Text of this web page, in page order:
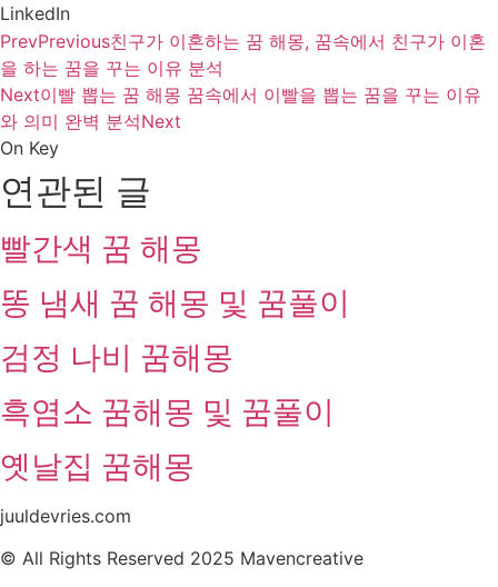
LinkedIn
PrevPrevious친구가 이혼하는 꿈 해몽, 꿈속에서 친구가 이혼
을 하는 꿈을 꾸는 이유 분석
Next이빨 뽑는 꿈 해몽 꿈속에서 이빨을 뽑는 꿈을 꾸는 이유
와 의미 완벽 분석Next
On Key
연관된 글
빨간색 꿈 해몽
똥 냄새 꿈 해몽 및 꿈풀이
검정 나비 꿈해몽
흑염소 꿈해몽 및 꿈풀이
옛날집 꿈해몽
juuldevries.com
© All Rights Reserved 2025 Mavencreative